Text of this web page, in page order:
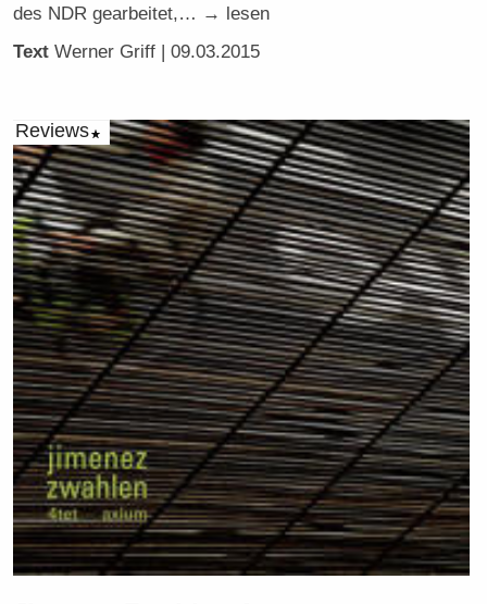
des NDR gearbeitet,… → lesen
Text Werner Griff | 09.03.2015
Reviews